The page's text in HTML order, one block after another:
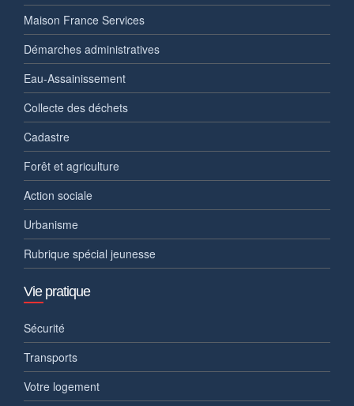
Maison France Services
Démarches administratives
Eau-Assainissement
Collecte des déchets
Cadastre
Forêt et agriculture
Action sociale
Urbanisme
Rubrique spécial jeunesse
Vie pratique
Sécurité
Transports
Votre logement